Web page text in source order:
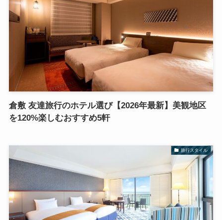
倉敷 友達旅行のホテル選び【2026年最新】美観地区
を120%楽しむおすすめ5軒
旅行スタイル